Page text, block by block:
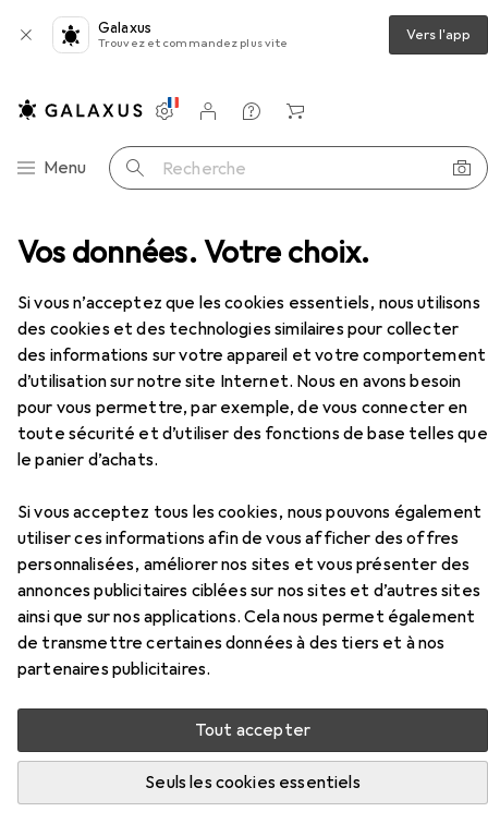
Vos données. Votre choix.
Si vous n’acceptez que les cookies essentiels, nous utilisons
des cookies et des technologies similaires pour collecter
des informations sur votre appareil et votre comportement
d’utilisation sur notre site Internet. Nous en avons besoin
pour vous permettre, par exemple, de vous connecter en
toute sécurité et d’utiliser des fonctions de base telles que
le panier d’achats.
Si vous acceptez tous les cookies, nous pouvons également
utiliser ces informations afin de vous afficher des offres
personnalisées, améliorer nos sites et vous présenter des
annonces publicitaires ciblées sur nos sites et d’autres sites
ainsi que sur nos applications. Cela nous permet également
de transmettre certaines données à des tiers et à nos
partenaires publicitaires.
Tout accepter
Seuls les cookies essentiels
Galaxus
Trouvez et commandez plus vite Vers l'app
Navigation par catégorie
Menu Recherche
Paramètres
Compte client
Listes de comparaison
Listes d'envies
Panier
de savon + porte-savon Wenko Odos
EUR
25,08
WenkoOdos
Accessoires pour Wenko Odos
Ici, vous trouverez des accessoires compatibles avec le
produit Wenko Odos de la catégorie Savon pour les mains.
Pertinence
Liste des produits